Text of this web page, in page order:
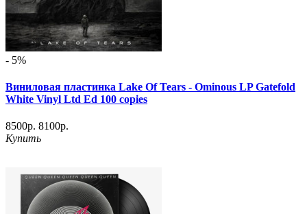
- 5%
Виниловая пластинка Lake Of Tears - Ominous LP Gatefold
White Vinyl Ltd Ed 100 copies
8500р. 8100р.
Купить